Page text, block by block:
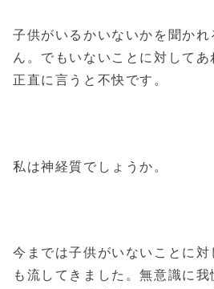
子供がいるかいないかを聞か
ん。でもいないことに対して
正直に言うと不快です。
私は神経質でしょうか。
今までは子供がいないことに対
も流してきました。無意識に我